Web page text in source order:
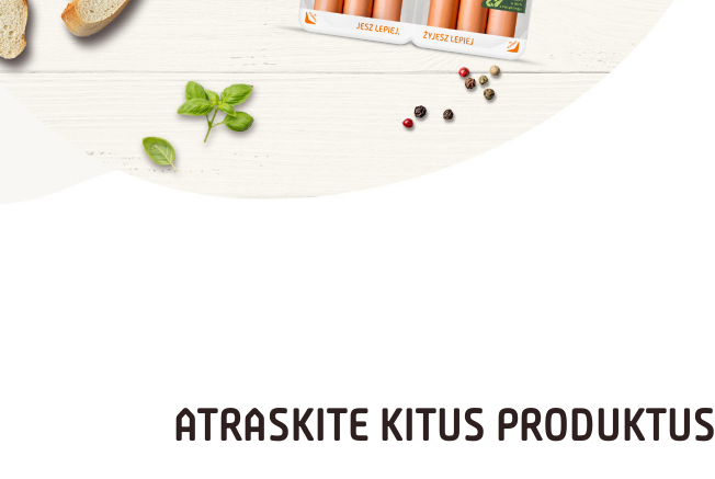
ATRASKITE KITUS PRODUKTUS